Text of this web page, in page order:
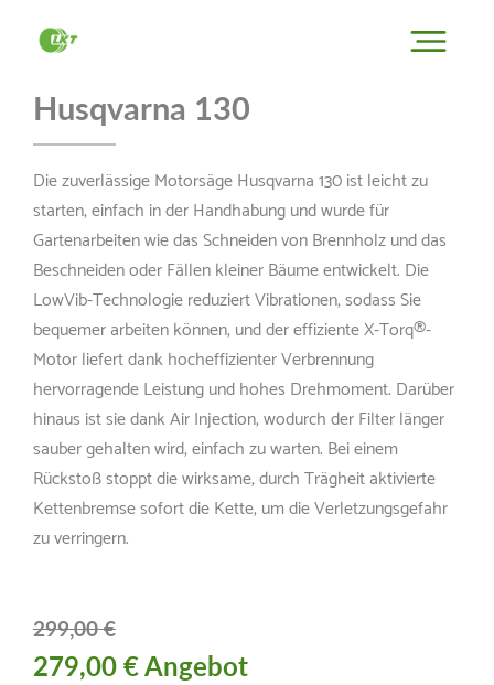
Husqvarna 130
Die zuverlässige Motorsäge Husqvarna 130 ist leicht zu
starten, einfach in der Handhabung und wurde für
Gartenarbeiten wie das Schneiden von Brennholz und das
Beschneiden oder Fällen kleiner Bäume entwickelt. Die
LowVib-Technologie reduziert Vibrationen, sodass Sie
bequemer arbeiten können, und der effiziente X-Torq®-
Motor liefert dank hocheffizienter Verbrennung
hervorragende Leistung und hohes Drehmoment. Darüber
hinaus ist sie dank Air Injection, wodurch der Filter länger
sauber gehalten wird, einfach zu warten. Bei einem
Rückstoß stoppt die wirksame, durch Trägheit aktivierte
Kettenbremse sofort die Kette, um die Verletzungsgefahr
zu verringern.
299,00 €
279,00 € Angebot